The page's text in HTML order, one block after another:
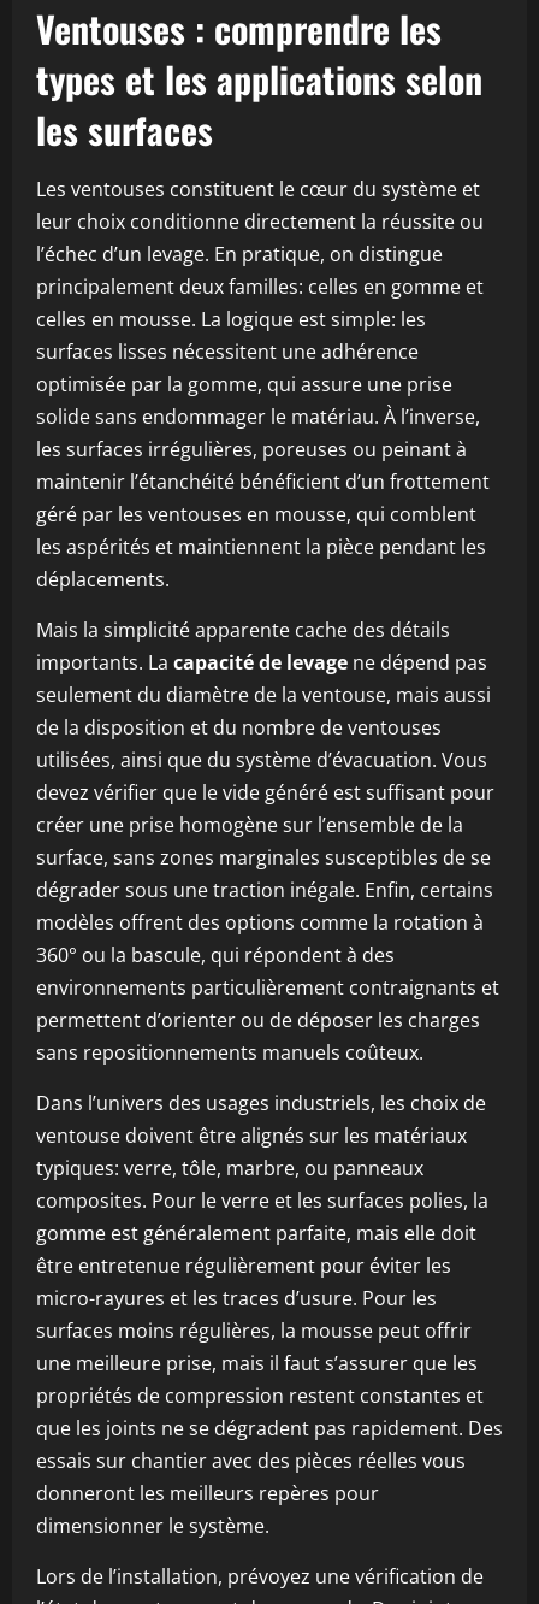
Ventouses : comprendre les
types et les applications selon
les surfaces
Les ventouses constituent le cœur du système et
leur choix conditionne directement la réussite ou
l’échec d’un levage. En pratique, on distingue
principalement deux familles: celles en gomme et
celles en mousse. La logique est simple: les
surfaces lisses nécessitent une adhérence
optimisée par la gomme, qui assure une prise
solide sans endommager le matériau. À l’inverse,
les surfaces irrégulières, poreuses ou peinant à
maintenir l’étanchéité bénéficient d’un frottement
géré par les ventouses en mousse, qui comblent
les aspérités et maintiennent la pièce pendant les
déplacements.
Mais la simplicité apparente cache des détails
importants. La capacité de levage ne dépend pas
seulement du diamètre de la ventouse, mais aussi
de la disposition et du nombre de ventouses
utilisées, ainsi que du système d’évacuation. Vous
devez vérifier que le vide généré est suffisant pour
créer une prise homogène sur l’ensemble de la
surface, sans zones marginales susceptibles de se
dégrader sous une traction inégale. Enfin, certains
modèles offrent des options comme la rotation à
360° ou la bascule, qui répondent à des
environnements particulièrement contraignants et
permettent d’orienter ou de déposer les charges
sans repositionnements manuels coûteux.
Dans l’univers des usages industriels, les choix de
ventouse doivent être alignés sur les matériaux
typiques: verre, tôle, marbre, ou panneaux
composites. Pour le verre et les surfaces polies, la
gomme est généralement parfaite, mais elle doit
être entretenue régulièrement pour éviter les
micro-rayures et les traces d’usure. Pour les
surfaces moins régulières, la mousse peut offrir
une meilleure prise, mais il faut s’assurer que les
propriétés de compression restent constantes et
que les joints ne se dégradent pas rapidement. Des
essais sur chantier avec des pièces réelles vous
donneront les meilleurs repères pour
dimensionner le système.
Lors de l’installation, prévoyez une vérification de